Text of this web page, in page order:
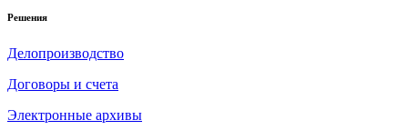
Решения
Делопроизводство
Договоры и счета
Электронные архивы